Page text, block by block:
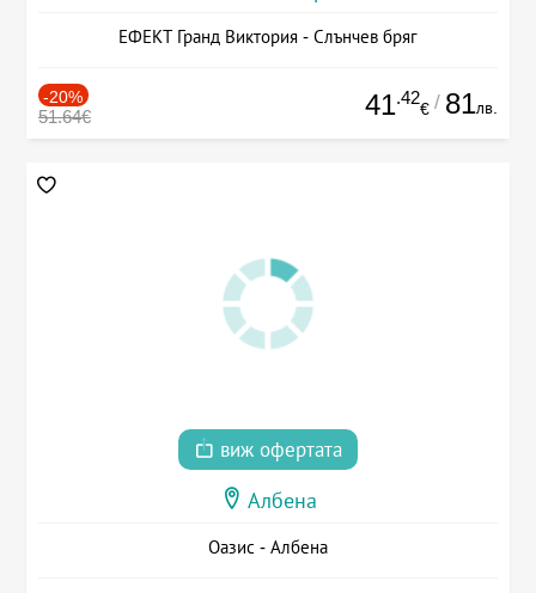
ЕФЕКТ Гранд Виктория - Слънчев бряг
-20%
51.64€ 41.42
€ / 81лв.
виж офертата
Албена
Оазис - Албена